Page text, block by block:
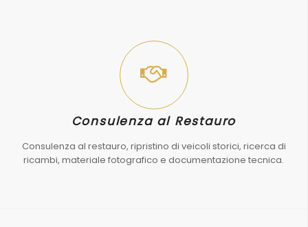
Consulenza al Restauro
Consulenza al restauro, ripristino di veicoli storici, ricerca di
ricambi, materiale fotografico e documentazione tecnica.